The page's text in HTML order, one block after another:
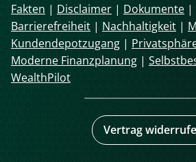
Fakten | Disclaimer | Dokumente |
Barrierefreiheit | Nachhaltigkeit |
Kundendepotzugang |
Moderne Finanzplanung |
WealthPilot
Vertrag